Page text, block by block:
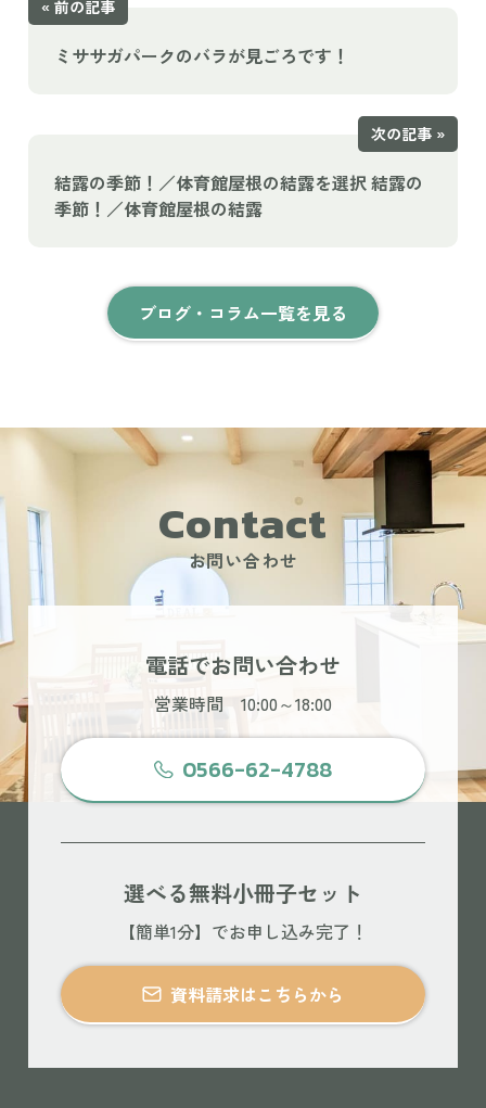
« 前の記事
ミササガパークのバラが見ごろです！
次の記事 »
結露の季節！／体育館屋根の結露を選択 結露の
季節！／体育館屋根の結露
ブログ・コラム一覧を見る
Contact
お問い合わせ
電話でお問い合わせ
営業時間 10:00～18:00
0566-62-4788
選べる無料小冊子セット
【簡単1分】でお申し込み完了！
資料請求はこちらから